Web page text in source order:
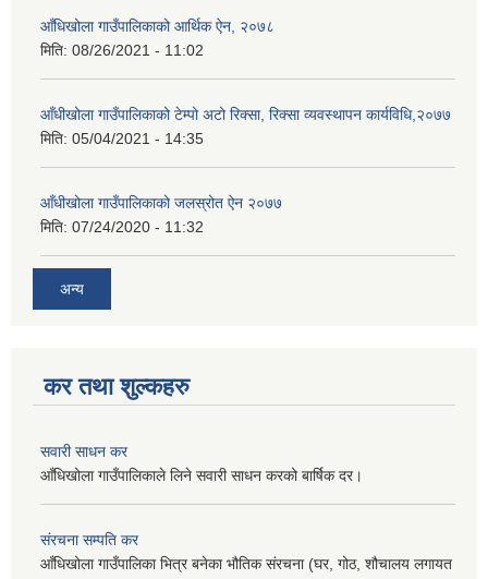
आँधिखोला गाउँपालिकाको आर्थिक ऐन, २०७८
मिति: 08/26/2021 - 11:02
आँधीखोला गाउँपालिकाको टेम्पो अटो रिक्सा, रिक्सा व्यवस्थापन कार्यविधि,२०७७
मिति: 05/04/2021 - 14:35
आँधीखोला गाउँपालिकाको जलस्रोत ऐन २०७७
मिति: 07/24/2020 - 11:32
अन्य
कर तथा शुल्कहरु
सवारी साधन कर
आँधिखोला गाउँपालिकाले लिने सवारी साधन करको बार्षिक दर।
संरचना सम्पति कर
आँधिखोला गाउँपालिका भित्र बनेका भौतिक संरचना (घर, गोठ, शौचालय लगायत